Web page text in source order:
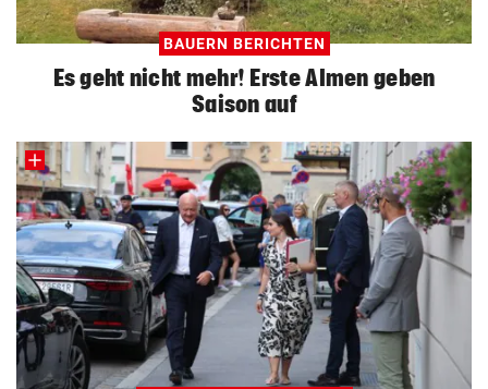
BAUERN BERICHTEN
Es geht nicht mehr! Erste Almen geben
Saison auf